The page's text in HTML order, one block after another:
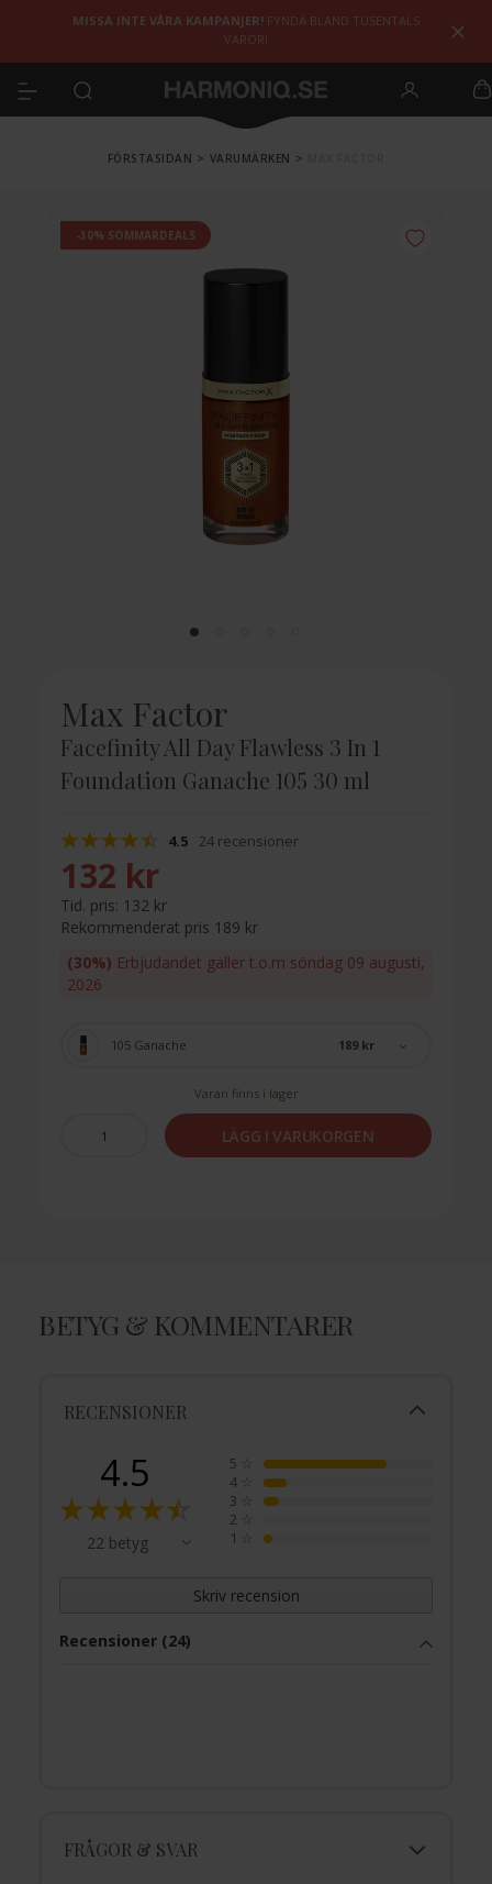
MISSA INTE VÅRA KAMPANJER! FYNDA BLAND TUSENTALS
VAROR!
FÖRSTASIDAN > VARUMÄRKEN >
-30% SOMMARDEALS
Max Factor
Facefinity All Day Flawless 3 In 1
Foundation Ganache 105 30 ml
4.5 24 recensioner
132 kr
Tid. pris: 132 kr
Rekommenderat pris 189 kr
(30%) Erbjudandet gäller t.o.m söndag 09 augusti,
2026
189 kr
105 Ganache
Varan finns i lager
LÄGG I VARUKORGEN
BETYG & KOMMENTARER
RECENSIONER
4.5
22 betyg
5
4
3
2
1
Skriv recension
Recensioner (24)
FRÅGOR & SVAR